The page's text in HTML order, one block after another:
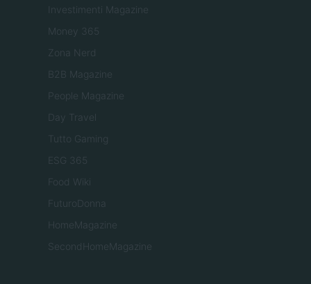
Investimenti Magazine
Money 365
Zona Nerd
B2B Magazine
People Magazine
Day Travel
Tutto Gaming
ESG 365
Food Wiki
FuturoDonna
HomeMagazine
SecondHomeMagazine